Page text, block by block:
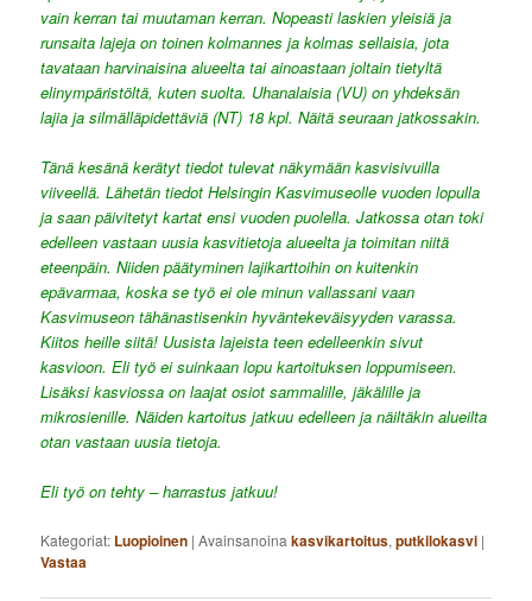
vain kerran tai muutaman kerran. Nopeasti laskien yleisiä ja
runsaita lajeja on toinen kolmannes ja kolmas sellaisia, jota
tavataan harvinaisina alueelta tai ainoastaan joltain tietyltä
elinympäristöltä, kuten suolta. Uhanalaisia (VU) on yhdeksän
lajia ja silmälläpidettäviä (NT) 18 kpl. Näitä seuraan jatkossakin.
Tänä kesänä kerätyt tiedot tulevat näkymään kasvisivuilla
viiveellä. Lähetän tiedot Helsingin Kasvimuseolle vuoden lopulla
ja saan päivitetyt kartat ensi vuoden puolella. Jatkossa otan toki
edelleen vastaan uusia kasvitietoja alueelta ja toimitan niitä
eteenpäin. Niiden päätyminen lajikarttoihin on kuitenkin
epävarmaa, koska se työ ei ole minun vallassani vaan
Kasvimuseon tähänastisenkin hyväntekeväisyyden varassa.
Kiitos heille siitä! Uusista lajeista teen edelleenkin sivut
kasvioon. Eli työ ei suinkaan lopu kartoituksen loppumiseen.
Lisäksi kasviossa on laajat osiot sammalille, jäkälille ja
mikrosienille. Näiden kartoitus jatkuu edelleen ja näiltäkin alueilta
otan vastaan uusia tietoja.
Eli työ on tehty – harrastus jatkuu!
Kategoriat: Luopioinen |Avainsanoina kasvikartoitus,putkilokasvi |
Vastaa